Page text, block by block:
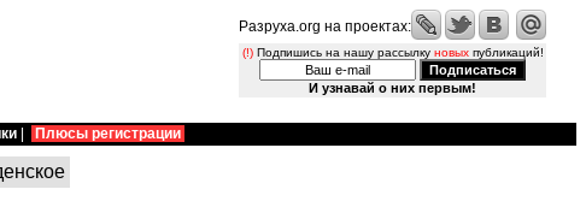
Разруха.org на проектах:
(!)Подпишись на нашу рассылку новыхпубликаций!
И узнавай о них первым!
Плюсы регистрации